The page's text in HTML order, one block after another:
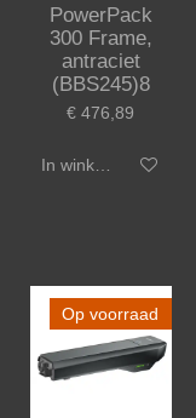
PowerPack
300 Frame,
antraciet
(BBS245)8
€ 476,89
In winkelwagen
Op voorraad